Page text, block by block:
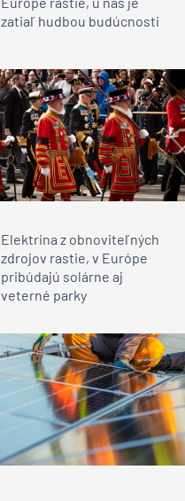
zatiaľ hudbou budúcnosti
Elektrina z obnoviteľných
zdrojov rastie, v Európe
pribúdajú solárne aj
veterné parky